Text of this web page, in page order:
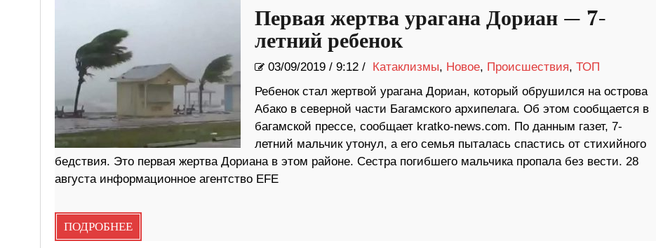
Первая жертва урагана Дориан — 7-
летний ребенок
03/09/2019/ 9:12 / Катаклизмы, Новое, Происшествия, ТОП
Ребенок стал жертвой урагана Дориан, который обрушился на острова
Абако в северной части Багамского архипелага. Об этом сообщается в
багамской прессе, сообщает kratko-news.com. По данным газет, 7-
летний мальчик утонул, а его семья пыталась спастись от стихийного
бедствия. Это первая жертва Дориана в этом районе. Сестра погибшего мальчика пропала без вести. 28
августа информационное агентство EFE
ПОДРОБНЕЕ